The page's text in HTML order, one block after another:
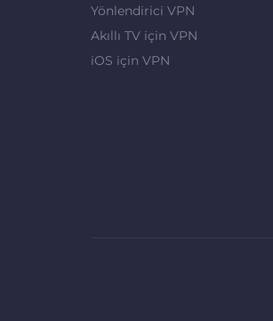
Yönlendirici VPN
Akıllı TV için VPN
iOS için VPN